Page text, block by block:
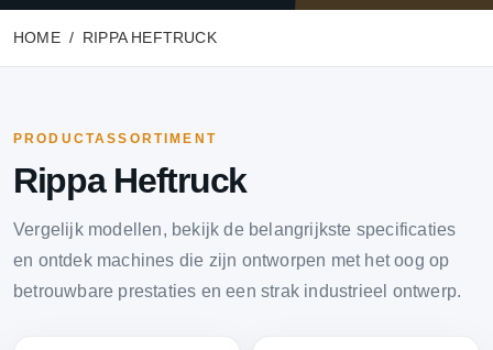
HOME RIPPA HEFTRUCK
PRODUCTASSORTIMENT
Rippa Heftruck
Vergelijk modellen, bekijk de belangrijkste specificaties
en ontdek machines die zijn ontworpen met het oog op
betrouwbare prestaties en een strak industrieel ontwerp.